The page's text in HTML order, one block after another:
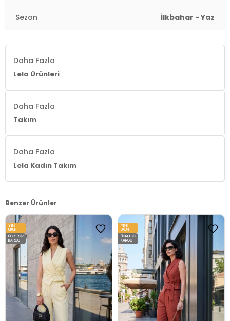
Sezon İlkbahar - Yaz
Daha Fazla
Lela Ürünleri
Daha Fazla
Takım
Daha Fazla
Lela Kadın Takım
Benzer Ürünler
YENI
ÜRÜN
ÜCRETSIZ
KARGO
YENI
ÜRÜN
ÜCRETSIZ
KARGO